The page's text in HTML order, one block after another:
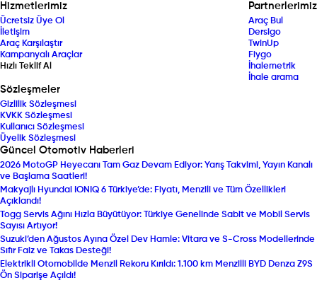
Hizmetlerimiz
Ücretsiz Üye Ol
İletişim
Araç Karşılaştır
Kampanyalı Araçlar
Hızlı Teklif Al
Partnerlerimiz
Araç Bul
Dersigo
TwinUp
Fiygo
İhalemetrik
İhale arama
Sözleşmeler
Gizlilik Sözleşmesi
KVKK Sözleşmesi
Kullanıcı Sözleşmesi
Üyelik Sözleşmesi
Güncel Otomotiv Haberleri
2026 MotoGP Heyecanı Tam Gaz Devam Ediyor: Yarış Takvimi, Yayın Kanalı
ve Başlama Saatleri!
Makyajlı Hyundai IONIQ 6 Türkiye’de: Fiyatı, Menzili ve Tüm Özellikleri
Açıklandı!
Togg Servis Ağını Hızla Büyütüyor: Türkiye Genelinde Sabit ve Mobil Servis
Sayısı Artıyor!
Suzuki’den Ağustos Ayına Özel Dev Hamle: Vitara ve S-Cross Modellerinde
Sıfır Faiz ve Takas Desteği!
Elektrikli Otomobilde Menzil Rekoru Kırıldı: 1.100 km Menzilli BYD Denza Z9S
Ön Siparişe Açıldı!